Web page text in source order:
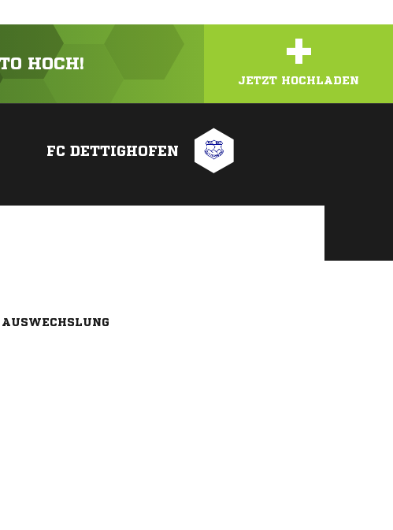
HOCH! +
JETZT HOCHLADEN
FC DETTIGHOFEN
AUSWECHSLUNG